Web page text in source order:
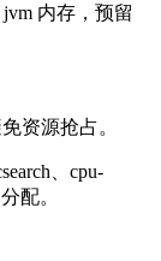
内存，预留
资源抢占。
、cpu-
配。